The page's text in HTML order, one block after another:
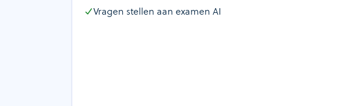
Vragen stellen aan examen AI